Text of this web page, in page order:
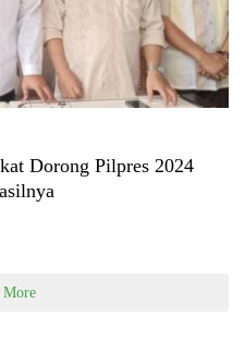
Dorong Pilpres 2024